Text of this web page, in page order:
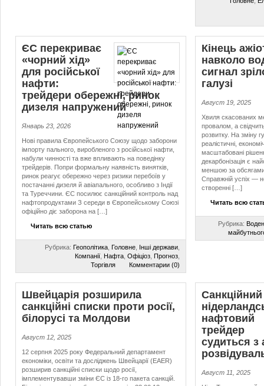
ЄС перекриває
«чорний хід»
для російської
нафти:
трейдери обережні, ринок
дизеля напружений
Январь 23, 2026
Нові правила Європейського Союзу щодо заборони
імпорту пального, виробленого з російської нафти,
набули чинності та вже впливають на поведінку
трейдерів. Попри формальну наявність винятків,
ринок реагує обережно через ризики перебоїв у
постачанні дизеля й авіапального, особливо з Індії
та Туреччини. ЄС посилює санкційний контроль над
нафтопродуктами З середи в Європейському Союзі
офіційно діє заборона на […]
Читать всю статью
Рубрика: Геополітика Головне Інші держави
Компанії Нафта Офіціоз Прогноз
Торгівля
Комментарии (0)
Кінець
навколо
сигнал
галузі
Август 19, 2025
Хвиля скасованих
провалом, а
розвитку. На зміну
реалістичні,
масштабовані
декарбонізація є
меншою за
Справжній успіх —
створенні […]
Читать всю
Рубрика:
Швейцарія розширила
санкційні списки проти росії,
білорусі та Молдови
Август 12, 2025
12 серпня 2025 року Федеральний департамент
економіки, освіти та досліджень Швейцарії (EAER)
розширив санкційні списки щодо росії,
імплементувавши зміни ЄС із 18-го пакета санкцій.
Санкційний
нафтовий
трейдер
судиться з
Август 11, 2025